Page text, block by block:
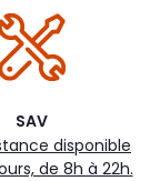
SAV
disponible
de 8h à 22h.